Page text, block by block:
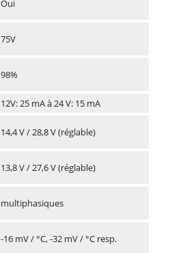
Oui
75V
98%
12V: 25 mA à 24 V: 15 mA
14,4 V / 28,8 V (réglable)
13,8 V / 27,6 V (réglable)
multiphasiques
-16 mV / °C, -32 mV / °C resp.